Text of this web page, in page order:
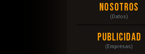
Nosotros
(Datos)
Publicidad
(Empresas)